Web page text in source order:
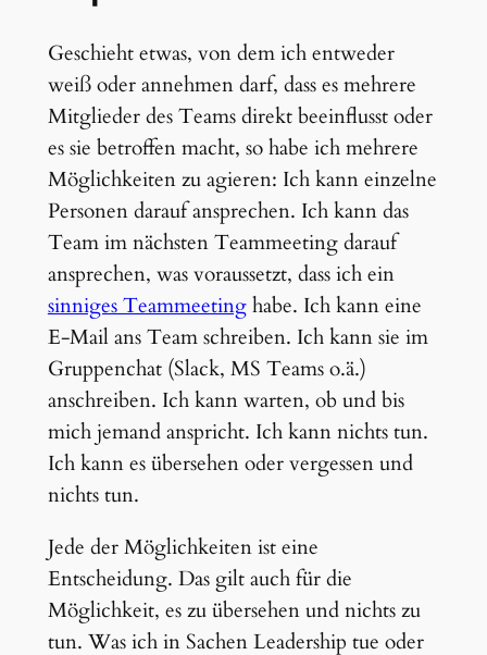
Geschieht etwas, von dem ich entweder
weiß oder annehmen darf, dass es mehrere
Mitglieder des Teams direkt beeinflusst oder
es sie betroffen macht, so habe ich mehrere
Möglichkeiten zu agieren: Ich kann einzelne
Personen darauf ansprechen. Ich kann das
Team im nächsten Teammeeting darauf
ansprechen, was voraussetzt, dass ich ein
sinniges Teammeetinghabe. Ich kann eine
E-Mail ans Team schreiben. Ich kann sie im
Gruppenchat (Slack, MS Teams o.ä.)
anschreiben. Ich kann warten, ob und bis
mich jemand anspricht. Ich kann nichts tun.
Ich kann es übersehen oder vergessen und
nichts tun.
Jede der Möglichkeiten ist eine
Entscheidung. Das gilt auch für die
Möglichkeit, es zu übersehen und nichts zu
tun. Was ich in Sachen Leadership tue oder